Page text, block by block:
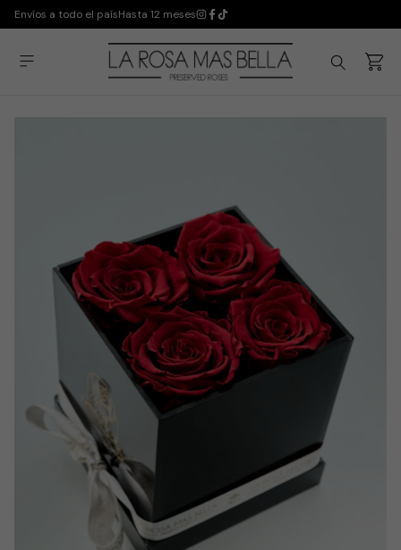
Envíos a todo el paísHasta 12 meses